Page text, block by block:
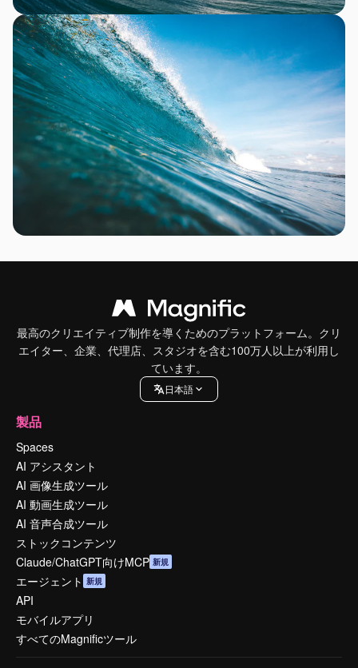
最高のクリエイティブ制作を導くためのプラットフォーム。クリ
エイター、企業、代理店、スタジオを含む100万人以上が利用し
ています。
日本語
製品
Spaces
AI アシスタント
AI 画像生成ツール
AI 動画生成ツール
AI 音声合成ツール
ストックコンテンツ
Claude/ChatGPT向けMCP 新規
エージェント 新規
API
モバイルアプリ
すべてのMagnificツール